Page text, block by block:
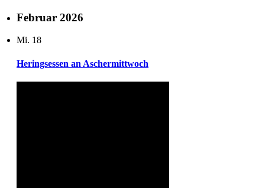
Februar 2026
Mi. 18
Heringsessen an Aschermittwoch